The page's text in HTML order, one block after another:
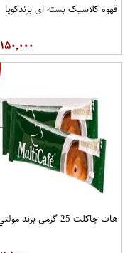
قهوه کلاسيک بسته ای برندکوپا
۱۵۰,۰۰۰
هات چاکلت 25 گرمی برند مولتي کافه